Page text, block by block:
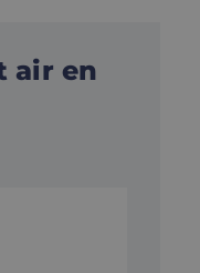
air en